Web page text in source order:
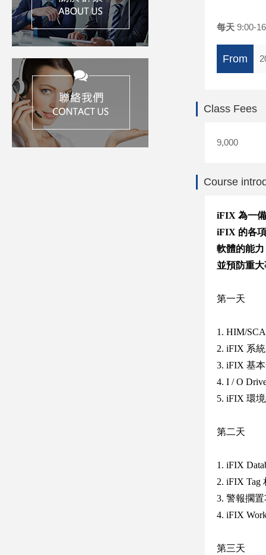
每天 9:00-
From
Class Fees
9,000
Course
iFIX 為一
iFIX 的各
軟體的能
並預防重
第一天
1. HIM/
2. iFIX 系
3. iFIX 基
4. I / O
5. iFIX 環
第二天
1. iFIX
2. iFIX Tag
3. 警報擱
4. iFIX
第三天